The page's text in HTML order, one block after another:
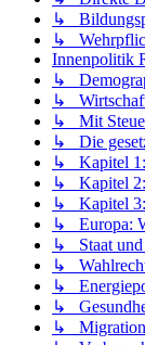
↳
↳
Innenpolitik
↳
↳
↳ Mit
↳ Die
↳ Kapitel 1:
↳ Kapitel 2:
↳ Kapitel 3:
↳ Europa:
↳ Staat
↳
↳
↳
↳ Migration